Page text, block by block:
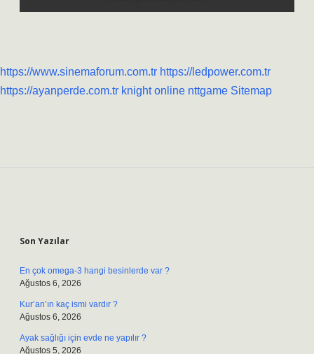
https://www.sinemaforum.com.tr https://ledpower.com.tr
https://ayanperde.com.tr knight online nttgame Sitemap
Son Yazılar
En çok omega-3 hangi besinlerde var ?
Ağustos 6, 2026
Kur’an’ın kaç ismi vardır ?
Ağustos 6, 2026
Ayak sağlığı için evde ne yapılır ?
Ağustos 5, 2026